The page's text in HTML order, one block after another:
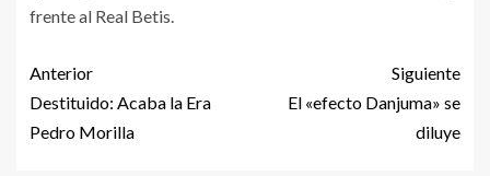
frente al Real Betis.
Anterior
Destituido: Acaba la Era
Pedro Morilla
Siguiente
El «efecto Danjuma» se
diluye